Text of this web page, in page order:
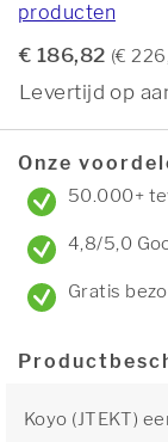
producten
€ 186,82 (€
Levertijd op
Onze
50.000+
4,8/5,0
Gratis
Koyo (JTEKT)